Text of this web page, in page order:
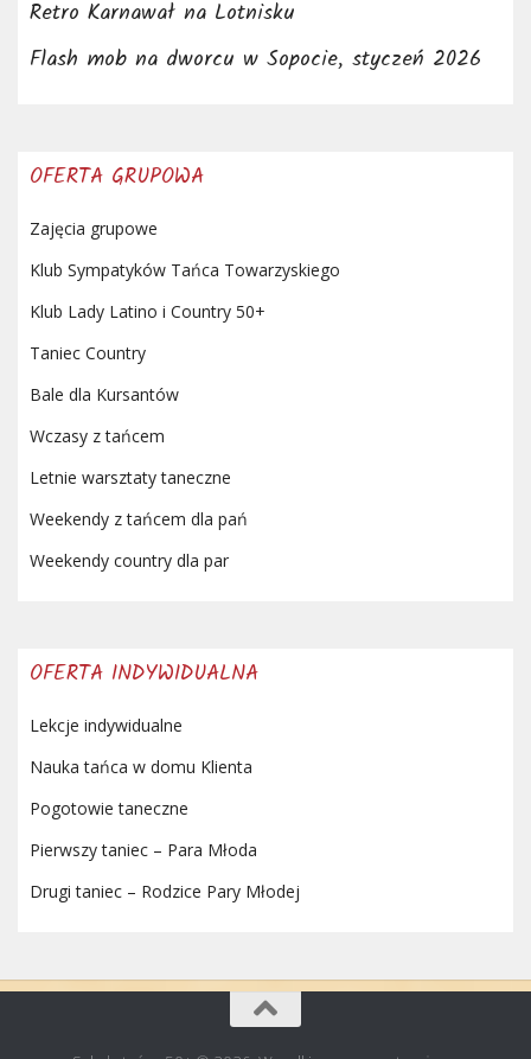
Retro Karnawał na Lotnisku
Flash mob na dworcu w Sopocie, styczeń 2026
OFERTA GRUPOWA
Zajęcia grupowe
Klub Sympatyków Tańca Towarzyskiego
Klub Lady Latino i Country 50+
Taniec Country
Bale dla Kursantów
Wczasy z tańcem
Letnie warsztaty taneczne
Weekendy z tańcem dla pań
Weekendy country dla par
OFERTA INDYWIDUALNA
Lekcje indywidualne
Nauka tańca w domu Klienta
Pogotowie taneczne
Pierwszy taniec – Para Młoda
Drugi taniec – Rodzice Pary Młodej